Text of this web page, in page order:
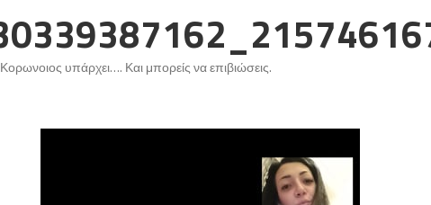
υπάρχει…. Και μπορείς να επιβιώσεις.